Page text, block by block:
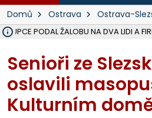
Domů Ostrava Ostrava-
PODAL ŽALOBU NA DVA LIDI A
Senioři ze
oslavili
Kulturním